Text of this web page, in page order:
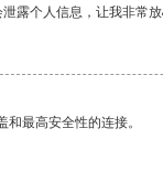
露个人信息，让我非常
最高安全性的连接。